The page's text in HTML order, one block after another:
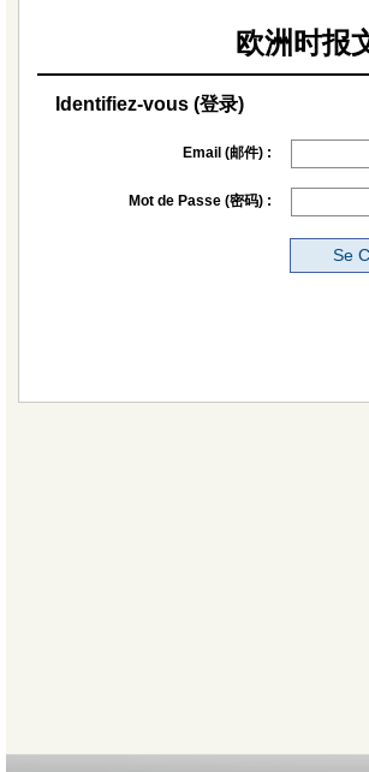
欧洲时报
Identifiez-vous (登录)
Email (邮件) :
Mot de Passe (密码) :